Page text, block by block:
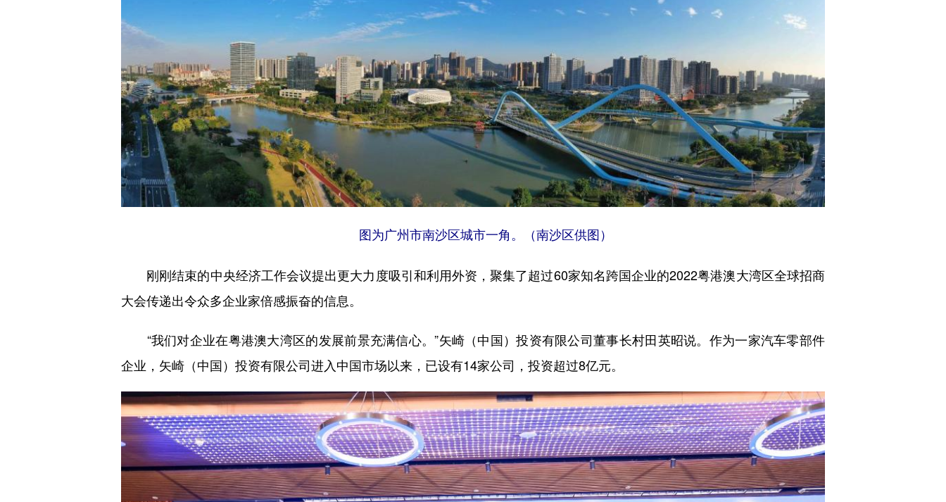
图为广州市南沙区城市一角。 （南沙区供图）
刚刚结束的中央经济工作会议提出更大力度吸引和利用外资，聚集了超过60家知名跨国企业的2022粤港澳大湾区全球招商
大会传递出令众多企业家倍感振奋的信息。
“我们对企业在粤港澳大湾区的发展前景充满信心。”矢崎（中国）投资有限公司董事长村田英昭说。作为一家汽车零部件
企业，矢崎（中国）投资有限公司进入中国市场以来，已设有14家公司，投资超过8亿元。